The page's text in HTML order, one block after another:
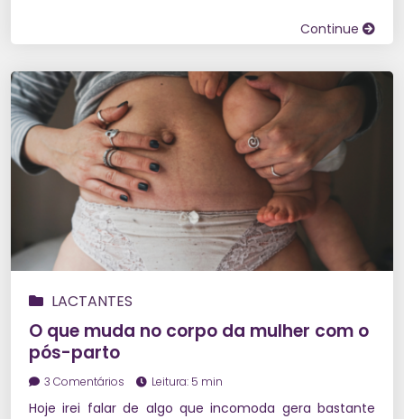
Continue
LACTANTES
O que muda no corpo da mulher com o
pós-parto
3 Comentários Leitura: 5 min
Hoje irei falar de algo que incomoda gera bastante